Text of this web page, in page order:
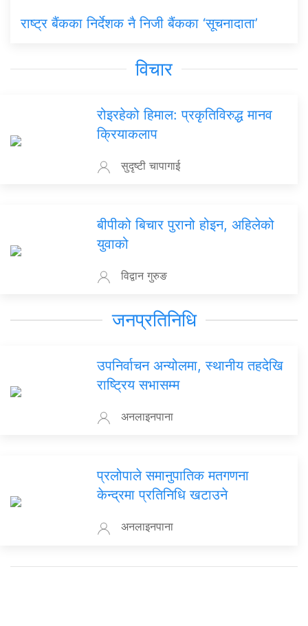
राष्ट्र बैंकका निर्देशक नै निजी बैंकका ‘सूचनादाता’
विचार
रोइरहेको हिमाल: प्रकृतिविरुद्ध मानव
क्रियाकलाप
सुदृष्टी चापागाई
बीपीको बिचार पुरानो होइन, अहिलेको
युवाको
विद्वान गुरुङ
जनप्रतिनिधि
उपनिर्वाचन अन्योलमा, स्थानीय तहदेखि
राष्ट्रिय सभासम्म
अनलाइनपाना
प्रलोपाले समानुपातिक मतगणना
केन्द्रमा प्रतिनिधि खटाउने
अनलाइनपाना